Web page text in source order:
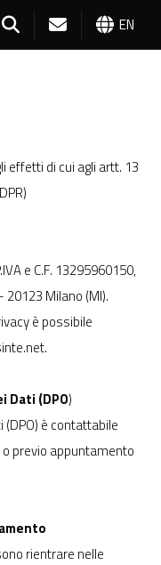
EN
effetti di cui agli artt. 13
e C.F. 13295960150,
20123 Milano (MI).
è possibile
.
Dati (DPO)
è contattabile
o previo appuntamento
rientrare nelle